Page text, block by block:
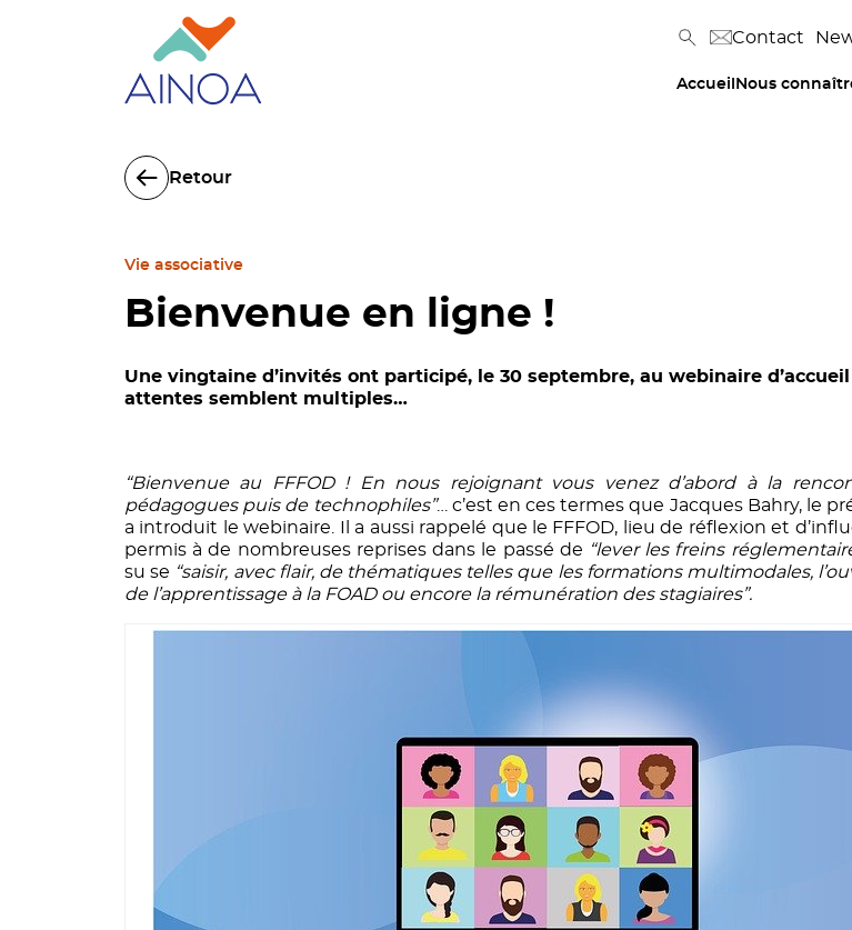
Contact
Accueil Nous
Retour
Vie associative
Bienvenue en ligne !
Une vingtaine d’invités ont participé, le 30 septembre, au webinaire
attentes semblent multiples…
“Bienvenue au FFFOD ! En nous rejoignant vous venez d’abord à la
pédagogues puis de technophiles”… c’est en ces termes que Jacques Bahry, le
a introduit le webinaire. Il a aussi rappelé que le FFFOD, lieu de réflexion et
permis à de nombreuses reprises dans le passé de “lever les freins
su se “saisir, avec flair, de thématiques telles que les formations multimodales,
de l’apprentissage à la FOAD ou encore la rémunération des stagiaires”.